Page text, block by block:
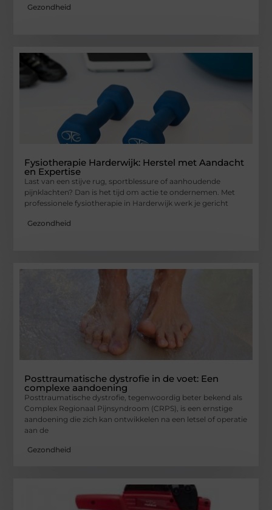
Gezondheid
Fysiotherapie Harderwijk: Herstel met Aandacht
en Expertise
Last van een stijve rug, sportblessure of aanhoudende
pijnklachten? Dan is het tijd om actie te ondernemen. Met
professionele fysiotherapie in Harderwijk werk je gericht
Gezondheid
Posttraumatische dystrofie in de voet: Een
complexe aandoening
Posttraumatische dystrofie, tegenwoordig beter bekend als
Complex Regionaal Pijnsyndroom (CRPS), is een ernstige
aandoening die zich kan ontwikkelen na een letsel of operatie
aan de
Gezondheid